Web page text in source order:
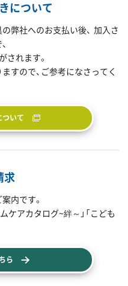
について
弊社へのお支払い後、 加入さ
されます。
すので、ご参考になさってく
いて
求
内です。
ケアカタログ~絆～」「こども
ら